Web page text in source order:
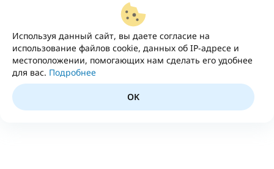
Используя данный сайт, вы даете согласие на
использование файлов cookie, данных об IP-адресе и
местоположении, помогающих нам сделать его удобнее
для вас. Подробнее
OK